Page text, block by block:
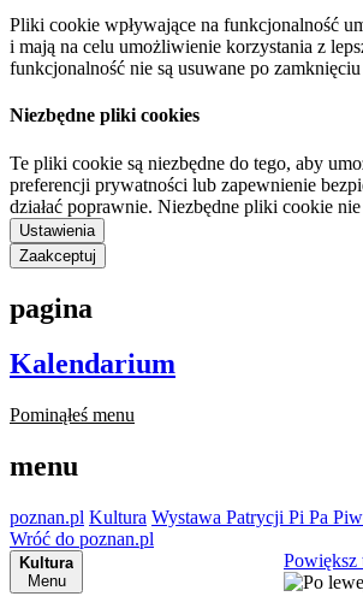
Pliki cookie wpływające na funkcjonalność
i mają na celu umożliwienie korzystania z
funkcjonalność nie są usuwane po
Niezbędne pliki cookies
Te pliki cookie są niezbędne do tego, aby
preferencji prywatności lub zapewnienie
działać poprawnie. Niezbędne pliki cookie
Ustawienia
Zaakceptuj
pagina
Kalendarium
Pominąłeś menu
menu
poznan.pl Kultura Wystawa Patrycji Pi Pa
Wróć do poznan.pl
Kultura
Menu
Powiększ